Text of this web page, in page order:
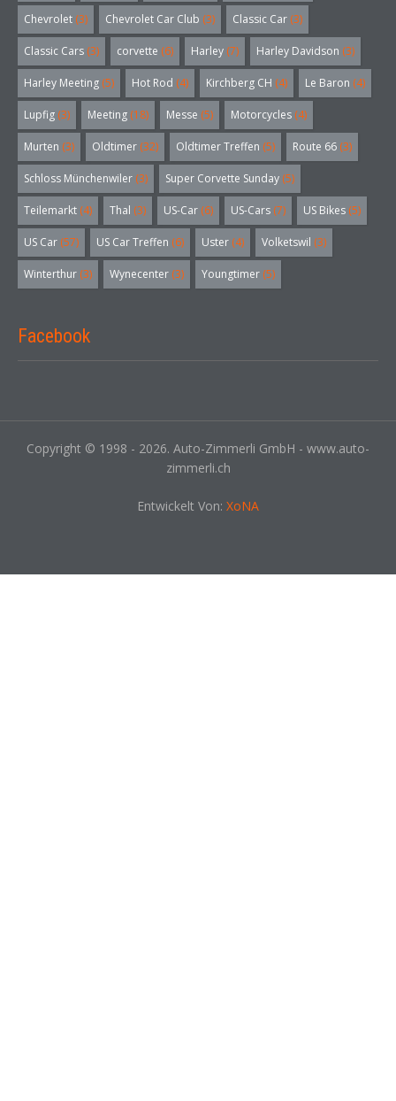
Chevrolet (3) Chevrolet Car Club (3) Classic Car (3)
Classic Cars (3) corvette (6) Harley (7) Harley Davidson (3)
Harley Meeting (5) Hot Rod (4) Kirchberg CH (4) Le Baron (4)
Lupfig (3) Meeting (18) Messe (5) Motorcycles (4)
Murten (3) Oldtimer (32) Oldtimer Treffen (5) Route 66 (3)
Schloss Münchenwiler (3) Super Corvette Sunday (5)
Teilemarkt (4) Thal (3) US-Car (6) US-Cars (7) US Bikes (5)
US Car (57) US Car Treffen (6) Uster (4) Volketswil (3)
Winterthur (3) Wynecenter (3) Youngtimer (5)
Facebook
Copyright © 1998 - 2026. Auto-Zimmerli GmbH - www.auto-
zimmerli.ch
Entwickelt Von: XoNA